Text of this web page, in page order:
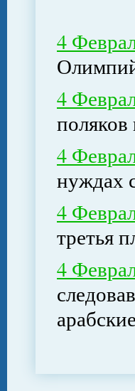
4
4
поляков
4
нуждах
4
третья
4